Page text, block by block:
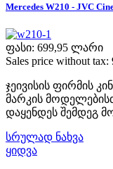
Mercedes W210 - JVC
ფასი: 699,95 ლარი
Sales price without tax:
ჯეივისის ფირმის
მარკის
დაყენდეს შემდეგ
სრულად ნახვა
ყიდვა